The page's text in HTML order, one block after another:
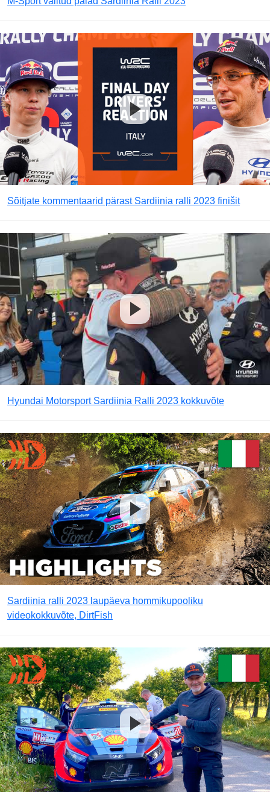
Sõitjate kommentaarid pärast Sardiinia ralli 2023 finišit
Hyundai Motorsport Sardiinia Ralli 2023 kokkuvõte
Sardiinia ralli 2023 laupäeva hommikupooliku
videokokkuvõte, DirtFish